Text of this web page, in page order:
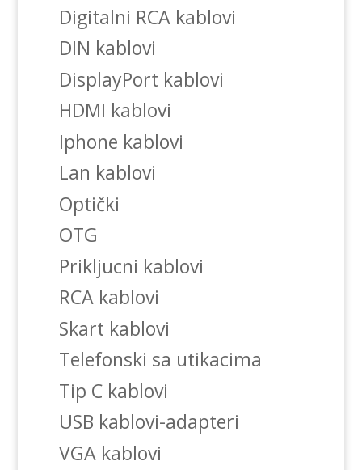
Digitalni RCA kablovi
DIN kablovi
DisplayPort kablovi
HDMI kablovi
Iphone kablovi
Lan kablovi
Optički
OTG
Prikljucni kablovi
RCA kablovi
Skart kablovi
Telefonski sa utikacima
Tip C kablovi
USB kablovi-adapteri
VGA kablovi